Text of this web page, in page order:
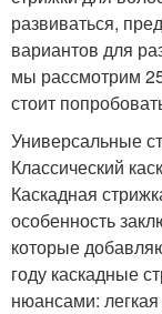
развиваться,
вариантов для
мы рассмотрим
стоит
Универсальные
Классический
Каскадная
особенность
которые
году каскадные
нюансами: